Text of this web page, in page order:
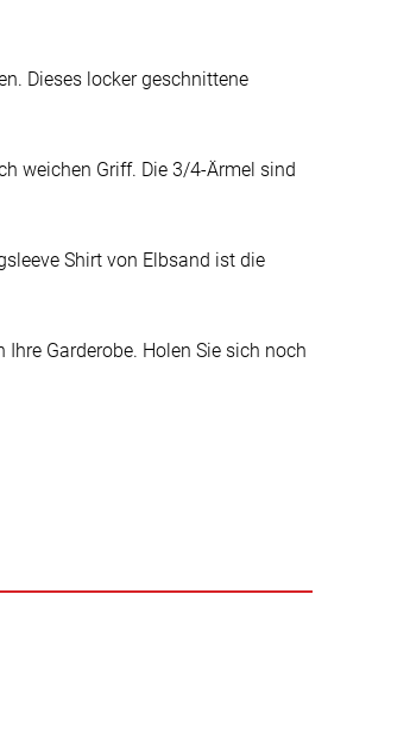
Dieses locker geschnittene
weichen Griff. Die 3/4-Ärmel sind
Shirt von Elbsand ist die
Garderobe. Holen Sie sich noch